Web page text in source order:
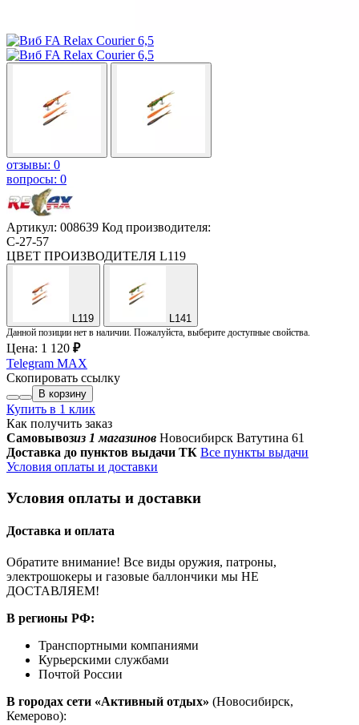
отзывы: 0
вопросы: 0
Артикул: 008639 Код производителя:
C-27-57
ЦВЕТ ПРОИЗВОДИТЕЛЯ L119
L119 L141
Данной позиции нет в наличии. Пожалуйста, выберите доступные свойства.
Цена: 1 120 ₽
Telegram MAX
Скопировать ссылку
В корзину
Купить в 1 клик
Как получить заказ
Самовывозиз 1 магазинов Новосибирск Ватутина 61
Доставка до пунктов выдачи ТК Все пункты выдачи
Условия оплаты и доставки
Условия оплаты и доставки
Доставка и оплата
Обратите внимание! Все виды оружия, патроны,
электрошокеры и газовые баллончики мы НЕ
ДОСТАВЛЯЕМ!
В регионы РФ:
Транспортными компаниями
Курьерскими службами
Почтой России
В городах сети «Активный отдых» (Новосибирск,
Кемерово):